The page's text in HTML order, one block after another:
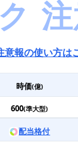
意報の使い方は
時価(億)
600(準大型)
配当格付